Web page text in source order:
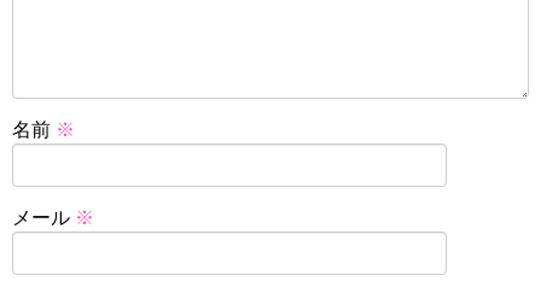
名前 ※
メール ※